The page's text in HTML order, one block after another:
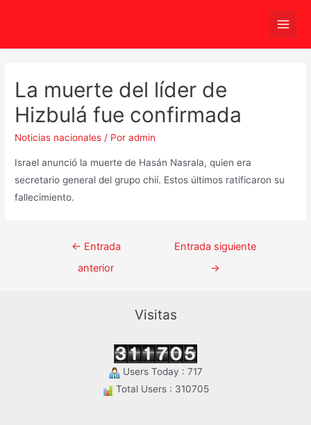
Main
La muerte del líder de
Hizbulá fue confirmada
Noticias nacionales / Poradmin
Israel anunció la muerte de Hasán Nasrala, quien era
secretario general del grupo chií. Estos últimos ratificaron su
fallecimiento.
Navegación
← Entrada
anterior
Entrada siguiente
→
Visitas
Users Today : 717
Total Users : 310705